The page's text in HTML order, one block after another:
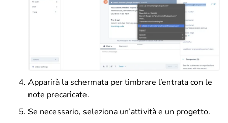
Apparirà la schermata per timbrare l’entrata con le
note precaricate.
Se necessario, seleziona un’attività e un progetto.